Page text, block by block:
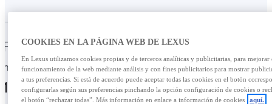
Fecha de
matriculación
10-2019
Kilometraje
136.838 Km.
COOKIES EN LA PÁGINA WEB DE LEXUS
En Lexus utilizamos cookies propias y de terceros analíticas y publicitarias, para mejorar
funcionamiento de la web mediante análisis y con fines publicitarios para mostrar
a tus preferencias. Si está de acuerdo puede aceptar todas las cookies en el botón
configurarlas según sus preferencias pinchando la opción configuración de cookies o
el botón “rechazar todas”. Más información en enlace a información de cookies
aquí.